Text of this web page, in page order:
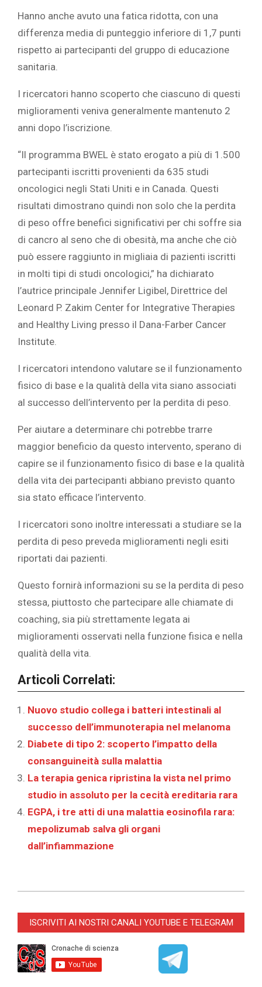
Hanno anche avuto una fatica ridotta, con una
differenza media di punteggio inferiore di 1,7 punti
rispetto ai partecipanti del gruppo di educazione
sanitaria.
I ricercatori hanno scoperto che ciascuno di questi
miglioramenti veniva generalmente mantenuto 2
anni dopo l’iscrizione.
“Il programma BWEL è stato erogato a più di 1.500
partecipanti iscritti provenienti da 635 studi
oncologici negli Stati Uniti e in Canada. Questi
risultati dimostrano quindi non solo che la perdita
di peso offre benefici significativi per chi soffre sia
di cancro al seno che di obesità, ma anche che ciò
può essere raggiunto in migliaia di pazienti iscritti
in molti tipi di studi oncologici,” ha dichiarato
l’autrice principale Jennifer Ligibel, Direttrice del
Leonard P. Zakim Center for Integrative Therapies
and Healthy Living presso il Dana-Farber Cancer
Institute.
I ricercatori intendono valutare se il funzionamento
fisico di base e la qualità della vita siano associati
al successo dell’intervento per la perdita di peso.
Per aiutare a determinare chi potrebbe trarre
maggior beneficio da questo intervento, sperano di
capire se il funzionamento fisico di base e la qualità
della vita dei partecipanti abbiano previsto quanto
sia stato efficace l’intervento.
I ricercatori sono inoltre interessati a studiare se la
perdita di peso preveda miglioramenti negli esiti
riportati dai pazienti.
Questo fornirà informazioni su se la perdita di peso
stessa, piuttosto che partecipare alle chiamate di
coaching, sia più strettamente legata ai
miglioramenti osservati nella funzione fisica e nella
qualità della vita.
Articoli Correlati:
Nuovo studio collega i batteri intestinali al
successo dell’immunoterapia nel melanoma
Diabete di tipo 2: scoperto l’impatto della
consanguineità sulla malattia
La terapia genica ripristina la vista nel primo
studio in assoluto per la cecità ereditaria rara
EGPA, i tre atti di una malattia eosinofila rara:
mepolizumab salva gli organi
dall’infiammazione
05-
ISCRIVITI AI NOSTRI CANALI YOUTUBE E TELEGRAM